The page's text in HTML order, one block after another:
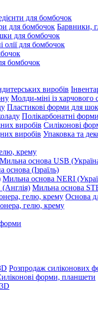
для бомбочок
Барвники,
для бомбочок
олії для бомбочок
бомбочок
Молди-міні із харчового
Пластикові форми для
Полікарбонатні
Силіконові
Упаковка та
крему
Мильна основа USB
основа (Ізраїль)
Мильна основа NERI
Мильна основа
Основа
Розпродаж силіконових
форми, планшети